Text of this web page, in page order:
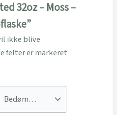
32oz – Moss –
ikke blive
felter er markeret